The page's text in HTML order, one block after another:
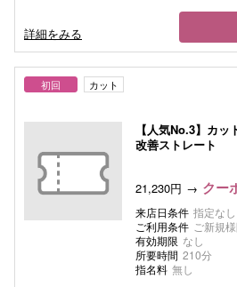
詳細をみる
初回 カット
【人気No.3】カ
改善ストレート
21,230円 クー
来店日条件 指定なし
ご利用条件 ご新規
有効期限 なし
所要時間 210分
指名料 無し